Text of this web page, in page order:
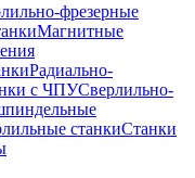
фрезерные
Магнитные
Радиально-
с ЧПУСверлильно-
станкиСтанки